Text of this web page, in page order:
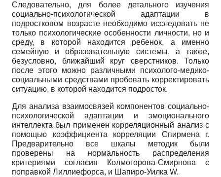
Следовательно, для более детального изучения
социально-психологической адаптации в
подростковом возрасте необходимо исследовать не
только психологические особенности личности, но и
среду, в которой находится ребенок, а именно
семейную и образовательную системы, а также,
безусловно, ближайший круг сверстников. Только
после этого можно различными психолого-медико-
социальными средствами пробовать корректировать
ситуацию, в которой находится подросток.
Для анализа взаимосвязей компонентов социально-
психологической адаптации и эмоционального
интеллекта был применен корреляционный анализ с
помощью коэффициента корреляции Спирмена r.
Предварительно все шкалы методик были
проверены на нормальность распределения
критериями согласия Колмогорова-Смирнова с
поправкой Лиллиефорса, и Шапиро-Уилка W.